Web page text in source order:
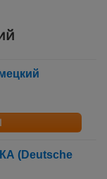
(Deutsche